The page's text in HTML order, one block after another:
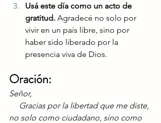
Usá este día como un acto de
gratitud. Agradecé no solo por
vivir en un país libre, sino por
haber sido liberado por la
presencia viva de Dios.
Oración:
Señor,
no solo como ciudadano, sino como